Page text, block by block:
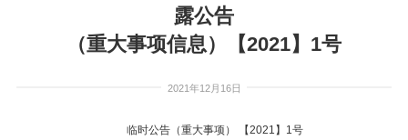
露公告
（重大事项信息）【2021】1号
2021年12月16日
临时公告（重大事项） 【2021】1号